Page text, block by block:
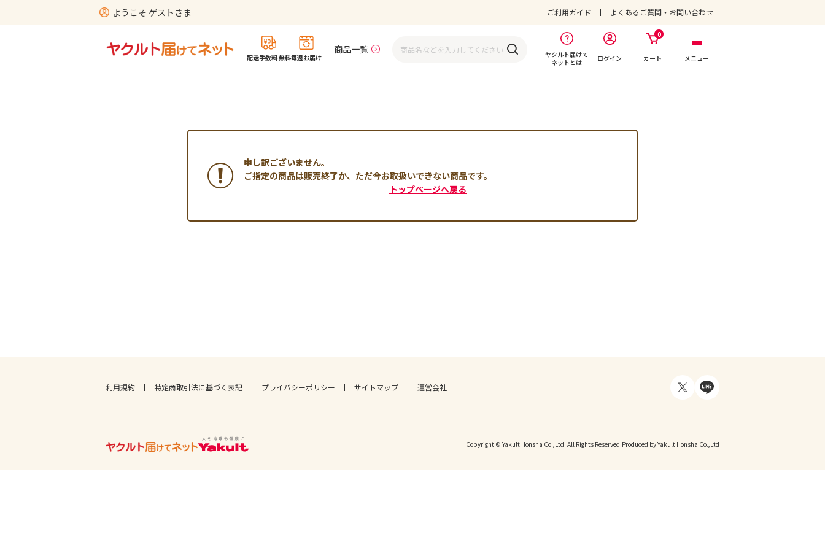
ようこそ ゲストさま ご利用ガイド よくあるご質問・お問い合わせ
配送手数料 無料毎週お届け
商品一覧
ヤクルト届けて
ネットとは
ログイン
0
カート メニュー
申し訳ございません。
ご指定の商品は販売終了か、ただ今お取扱いできない商品です。
トップページへ戻る
利用規約 特定商取引法に基づく表記 プライバシーポリシー サイトマップ 運営会社
Copyright © Yakult Honsha Co.,Ltd. All Rights Reserved.Produced by Yakult Honsha Co.,Ltd